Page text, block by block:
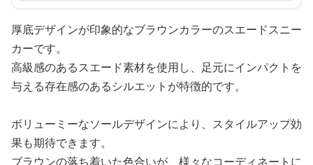
厚底デザインが印象的なブラウンカラーのスエードスニー
カーです。
高級感のあるスエード素材を使用し、足元にインパクトを
与える存在感のあるシルエットが特徴的です。
ボリューミーなソールデザインにより、スタイルアップ効
果も期待できます。
ブラウンの落ち着いた色合いが、様々なコーディネートに